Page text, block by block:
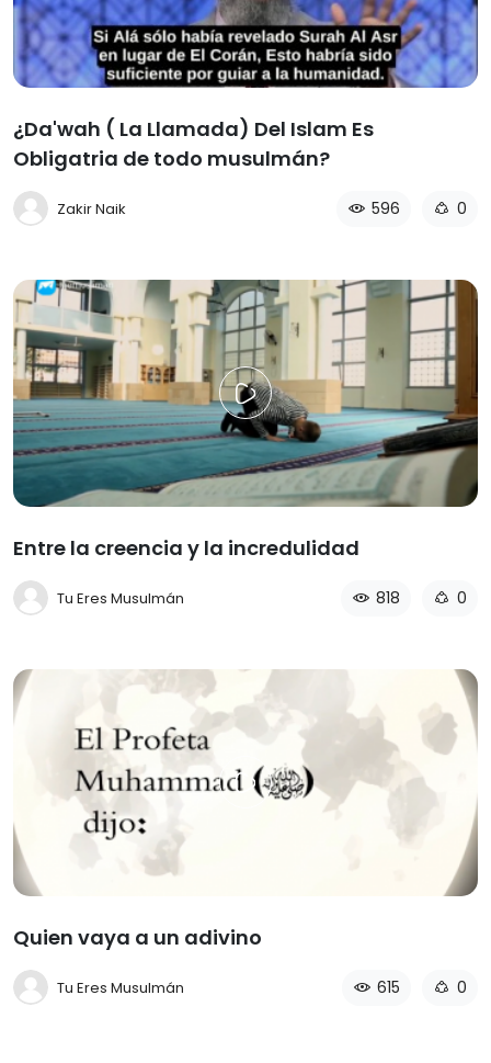
¿Da'wah ( La Llamada) Del Islam Es
Obligatria de todo musulmán?
Zakir Naik 596 0
Entre la creencia y la incredulidad
Tu Eres Musulmán 818 0
Quien vaya a un adivino
Tu Eres Musulmán 615 0